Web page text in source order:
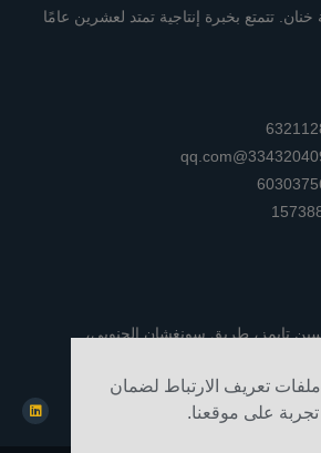
تعريف الارتباط لضمان
على موقعنا.
تتمتع بخبرة إنتاجية تمتد لعشرين عامًا
ياكسين تايمز، طريق سونغشان الجنوبي،